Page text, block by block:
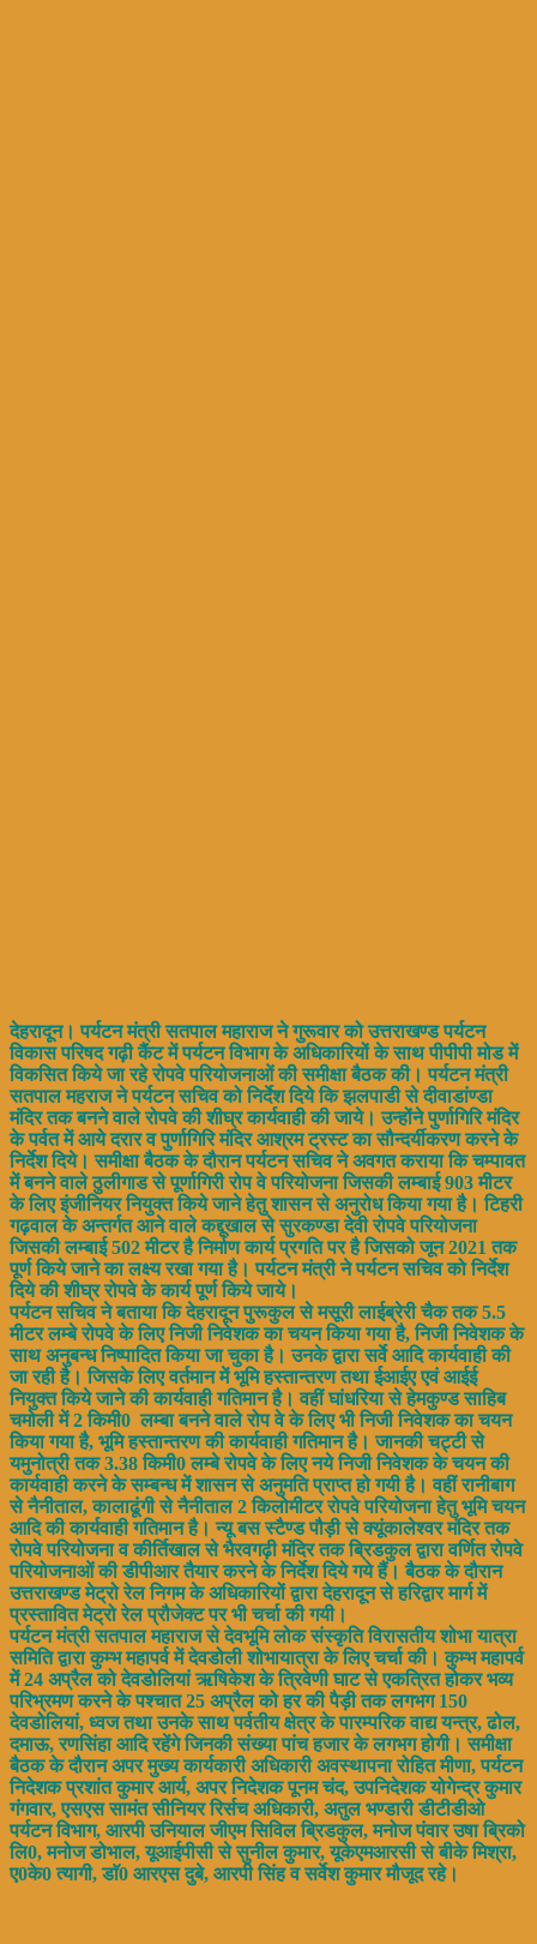
देहरादून। पर्यटन मंत्री सतपाल महाराज ने गुरूवार को उत्तराखण्ड पर्यटन
विकास परिषद गढ़ी कैंट में पर्यटन विभाग के अधिकारियों के साथ पीपीपी मोड में
विकसित किये जा रहे रोपवे परियोजनाओं की समीक्षा बैठक की। पर्यटन मंत्री
सतपाल महराज ने पर्यटन सचिव को निर्देश दिये कि झलपाडी से दीवाडांण्डा
मंदिर तक बनने वाले रोपवे की शीघ्र कार्यवाही की जाये। उन्होंने पुर्णागिरि मंदिर
के पर्वत में आये दरार व पुर्णागिरि मंदिर आश्रम ट्रस्ट का सौन्दर्यीकरण करने के
निर्देश दिये। समीक्षा बैठक के दौरान पर्यटन सचिव ने अवगत कराया कि चम्पावत
में बनने वाले ठुलीगाड से पूर्णागिरी रोप वे परियोजना जिसकी लम्बाई 903 मीटर
के लिए इंजीनियर नियुक्त किये जाने हेतु शासन से अनुरोध किया गया है। टिहरी
गढ़वाल के अन्तर्गत आने वाले कद्दूखाल से सुरकण्डा देवी रोपवे परियोजना
जिसकी लम्बाई 502 मीटर है निर्माण कार्य प्रगति पर है जिसको जून 2021 तक
पूर्ण किये जाने का लक्ष्य रखा गया है। पर्यटन मंत्री ने पर्यटन सचिव को निर्देश
दिये की शीघ्र रोपवे के कार्य पूर्ण किये जाये।
पर्यटन सचिव ने बताया कि देहरादून पुरूकुल से मसूरी लाईब्रेरी चैक तक 5.5
मीटर लम्बे रोपवे के लिए निजी निवेशक का चयन किया गया है, निजी निवेशक के
साथ अनुबन्ध निष्पादित किया जा चुका है। उनके द्वारा सर्वे आदि कार्यवाही की
जा रही है। जिसके लिए वर्तमान में भूमि हस्तान्तरण तथा ईआईए एवं आईई
नियुक्त किये जाने की कार्यवाही गतिमान है। वहीं घांधरिया से हेमकुण्ड साहिब
चमोली में 2 किमी0 लम्बा बनने वाले रोप वे के लिए भी निजी निवेशक का चयन
किया गया है, भूमि हस्तान्तरण की कार्यवाही गतिमान है। जानकी चट्टी से
यमुनोत्री तक 3.38 किमी0 लम्बे रोपवे के लिए नये निजी निवेशक के चयन की
कार्यवाही करने के सम्बन्ध में शासन से अनुमति प्राप्त हो गयी है। वहीं रानीबाग
से नैनीताल, कालाढूंगी से नैनीताल 2 किलोमीटर रोपवे परियोजना हेतु भूमि चयन
आदि की कार्यवाही गतिमान है। न्यू बस स्टैण्ड पौड़ी से क्यूंकालेश्वर मंदिर तक
रोपवे परियोजना व कीर्तिखाल से भैरवगढ़ी मंदिर तक ब्रिडकुल द्वारा वर्णित रोपवे
परियोजनाओं की डीपीआर तैयार करने के निर्देश दिये गये हैं। बैठक के दौरान
उत्तराखण्ड मेट्रो रेल निगम के अधिकारियों द्वारा देहरादून से हरिद्वार मार्ग में
प्रस्तावित मेट्रो रेल प्रौजेक्ट पर भी चर्चा की गयी।
पर्यटन मंत्री सतपाल महाराज से देवभूमि लोक संस्कृति विरासतीय शोभा यात्रा
समिति द्वारा कुम्भ महापर्व में देवडोली शोभायात्रा के लिए चर्चा की। कुम्भ महापर्व
में 24 अप्रैल को देवडोलियां ऋषिकेश के त्रिवेणी घाट से एकत्रित होकर भव्य
परिभ्रमण करने के पश्चात 25 अप्रैल को हर की पैड़ी तक लगभग 150
देवडोलियां, ध्वज तथा उनके साथ पर्वतीय क्षेत्र के पारम्परिक वाद्य यन्त्र, ढोल,
दमाऊ, रणसिंहा आदि रहेंगे जिनकी संख्या पांच हजार के लगभग होगी। समीक्षा
बैठक के दौरान अपर मुख्य कार्यकारी अधिकारी अवस्थापना रोहित मीणा, पर्यटन
निदेशक प्रशांत कुमार आर्य, अपर निदेशक पूनम चंद, उपनिदेशक योगेन्द्र कुमार
गंगवार, एसएस सामंत सीनियर रिर्सच अधिकारी, अतुल भण्डारी डीटीडीओ
पर्यटन विभाग, आरपी उनियाल जीएम सिविल ब्रिडकुल, मनोज पंवार उषा ब्रिको
लि0, मनोज डोभाल, यूआईपीसी से सुनील कुमार, यूकेएमआरसी से बीके मिश्रा,
ए0के0 त्यागी, डाॅ0 आरएस दुबे, आरपी सिंह व सर्वेश कुमार मौजूद रहे।